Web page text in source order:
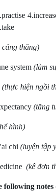
thẳng)
system(làm
(thực hiện ngồi
(tăng
hình)
chi(luyện tập
(kê đơn
following